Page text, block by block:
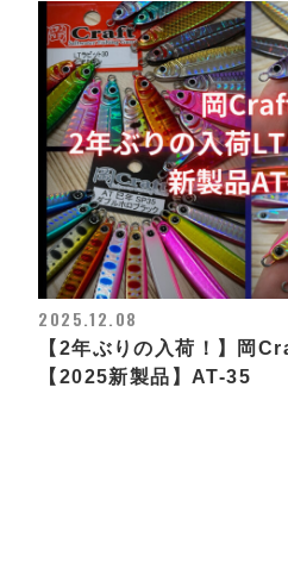
2025.12.08
【2年ぶりの入荷！】岡
【2025新製品】AT-35